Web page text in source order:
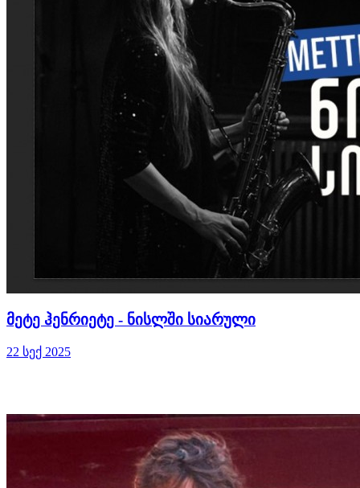
მეტე ჰენრიეტე - ნისლში სიარული
22 სექ 2025